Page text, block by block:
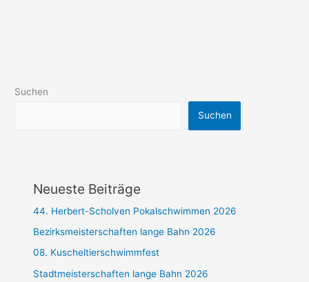
Suchen
Suchen
Neueste Beiträge
44. Herbert-Scholven Pokalschwimmen 2026
Bezirksmeisterschaften lange Bahn 2026
08. Kuscheltierschwimmfest
Stadtmeisterschaften lange Bahn 2026